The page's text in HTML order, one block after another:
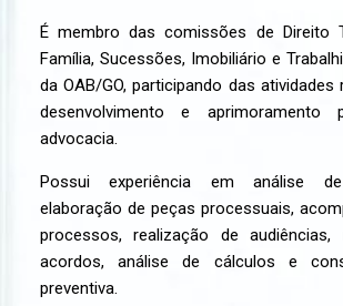
É membro das comissões de Direito
Família, Sucessões, Imobiliário e
da OAB/GO, participando das atividades
desenvolvimento e aprimoramento
advocacia.
Possui experiência em análise de
elaboração de peças processuais,
processos, realização de audiências,
acordos, análise de cálculos e
preventiva.